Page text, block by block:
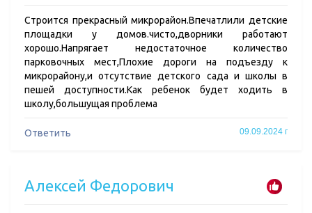
Строится прекрасный микрорайон.Впечатлили детские
площадки у домов.чисто,дворники работают
хорошо.Напрягает недостаточное количество
парковочных мест,Плохие дороги на подъезду к
микрорайону,и отсутствие детского сада и школы в
пешей доступности.Как ребенок будет ходить в
школу,большущая проблема
Ответить 09.09.2024 г
Алексей Федорович